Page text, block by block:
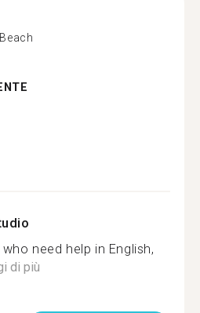
need help in English,
di più